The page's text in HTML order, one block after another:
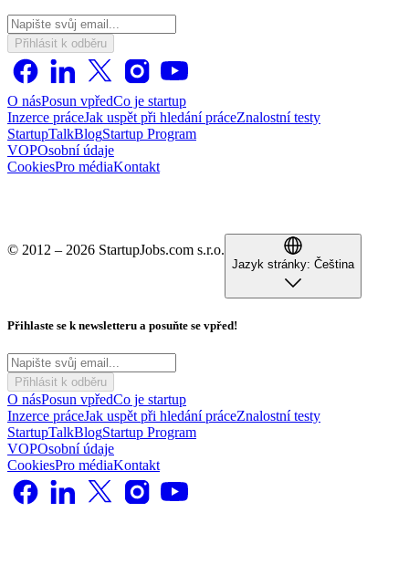
Přihlásit k odběru
O násPosun vpředCo je startup
Inzerce práceJak uspět při hledání práceZnalostní testy
StartupTalkBlogStartup Program
VOPOsobní údaje
CookiesPro médiaKontakt
© 2012 – 2026 StartupJobs.com s.r.o.
Jazyk stránky: Čeština
Přihlaste se k newsletteru a posuňte se vpřed!
Přihlásit k odběru
O násPosun vpředCo je startup
Inzerce práceJak uspět při hledání práceZnalostní testy
StartupTalkBlogStartup Program
VOPOsobní údaje
CookiesPro médiaKontakt